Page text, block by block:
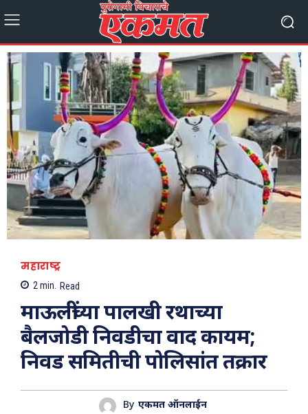
महाराष्ट्र
2min. Read
माऊलींच्या पालखी रथाच्या
बैलजोडी निवडीचा वाद कायम;
निवड समितीची पोलिसांत तक्रार
By एकमत ऑनलाईन